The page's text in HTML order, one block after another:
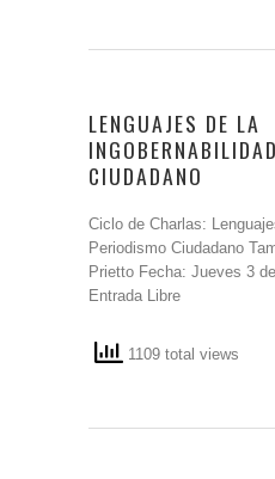
LENGUAJES DE LA
CIUDADANO
Ciclo de Charlas:
Periodismo Ciudadano
Prietto Fecha: Jueves 3
Entrada Libre
1109 total views